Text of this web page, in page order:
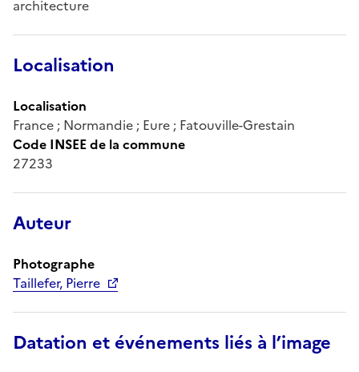
architecture
Localisation
Localisation
France ; Normandie ; Eure ; Fatouville-Grestain
Code INSEE de la commune
27233
Auteur
Photographe
Taillefer, Pierre
Datation et événements liés à l’image